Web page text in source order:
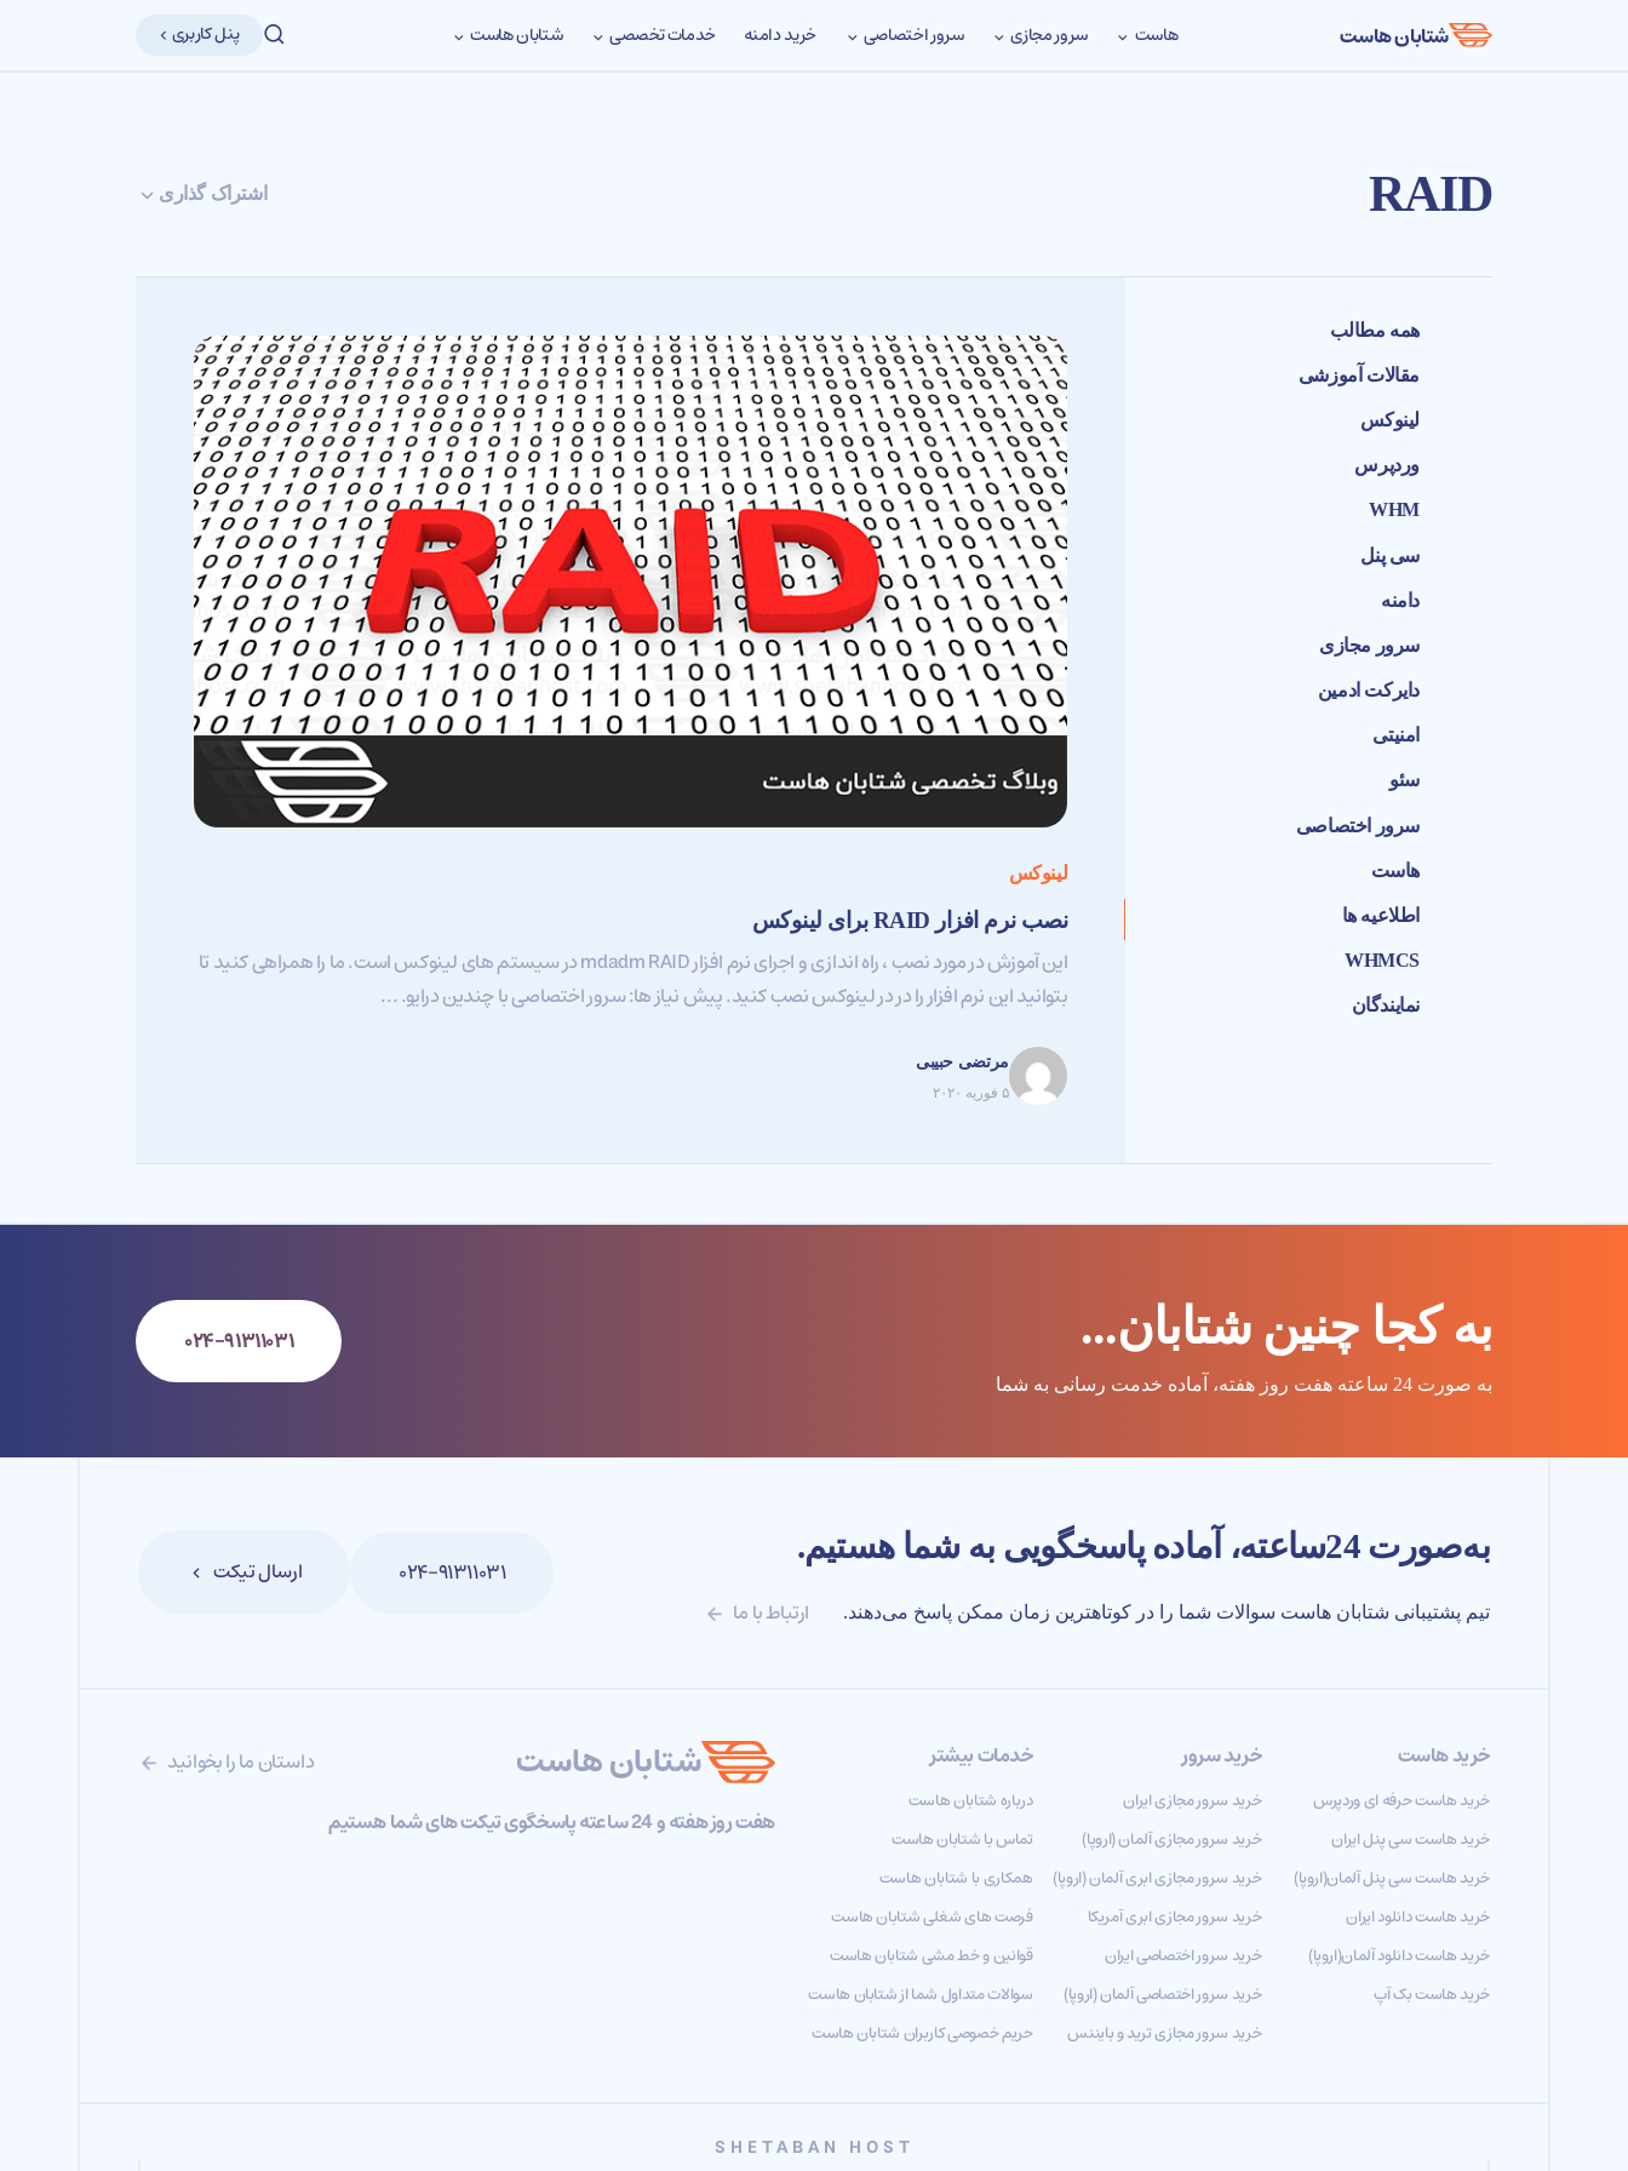
شتابان هاست هاست سرور مجازی سرور اختصاصی خرید دامنه خدمات تخصصی شتابان هاست پنل کاربری
RAID اشتراک گذاری
همه مطالب
مقالات آموزشی
لینوکس
وردپرس
WHM
سی پنل
دامنه
سرور مجازی
دایرکت ادمین
امنیتی
سئو
سرور اختصاصی
هاست
اطلاعیه ها
WHMCS
نمایندگان
لینوکس
نصب نرم افزار RAID برای لینوکس
این آموزش در مورد نصب ، راه اندازی و اجرای نرم افزار mdadm RAID در سیستم های لینوکس است. ما را همراهی کنید تا
بتوانید این نرم افزار را در در لینوکس نصب کنید. پیش نیاز ها: سرور اختصاصی با چندین درایو. ...
مرتضی حبیبی
۵ فوریه ۲۰۲۰
به کجا چنین شتابان...
به صورت 24 ساعته هفت روز هفته، آماده خدمت رسانی به شما
۰۲۴-۹۱۳۱۱۰۳۱
به‌صورت 24‌ساعته، آماده پاسخگویی به شما هستیم.
تیم پشتیبانی شتابان هاست سوالات شما را در کوتاهترین زمان ممکن پاسخ می‌دهند. ارتباط با ما
۰۲۴-۹۱۳۱۱۰۳۱ ارسال تیکت
خرید هاست
خرید هاست حرفه ای وردپرس
خرید هاست سی پنل ایران
خرید هاست سی پنل آلمان(اروپا)
خرید هاست دانلود ایران
خرید هاست دانلود آلمان(اروپا)
خرید هاست بک آپ
خرید سرور
خرید سرور مجازی ایران
خرید سرور مجازی آلمان (اروپا)
خرید سرور مجازی ابری آلمان (اروپا)
خرید سرور مجازی ابری آمریکا
خرید سرور اختصاصی ایران
خرید سرور اختصاصی آلمان (اروپا)
خرید سرور مجازی ترید و بایننس
خدمات بیشتر
درباره شتابان هاست
تماس با شتابان هاست
همکاری با شتابان هاست
فرصت های شغلی شتابان هاست
قوانین و خط مشی شتابان هاست
سوالات متداول شما از شتابان هاست
حریم خصوصی کاربران شتابان هاست
شتابان هاست
داستان ما را بخوانید
هفت روز هفته و 24 ساعته پاسخگوی تیکت های شما هستیم
SHETABAN HOST